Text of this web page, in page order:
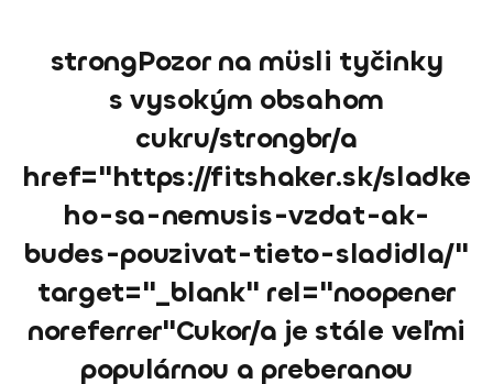
strongPozor na müsli tyčinky
s vysokým obsahom
cukru/strongbr/a
href="https://fitshaker.sk/sladke
ho-sa-nemusis-vzdat-ak-
budes-pouzivat-tieto-sladidla/"
target="_blank" rel="noopener
noreferrer"Cukor/a je stále veľmi
populárnou a preberanou